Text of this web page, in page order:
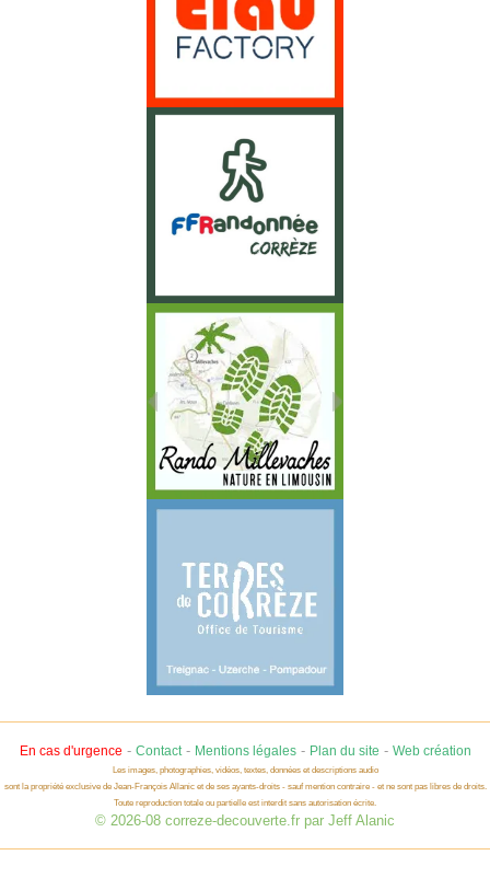
En cas d'urgence - Contact- Mentions légales- Plan du site - Web création
Les images, photographies, vidéos, textes, données et descriptions audio
sont la propriété exclusive de Jean-François Allanic et de ses ayants-droits - sauf mention contraire - et ne sont pas libres de droits.
Toute reproduction totale ou partielle est interdit sans autorisation écrite.
© 2026-08 correze-decouverte.fr par Jeff Alanic